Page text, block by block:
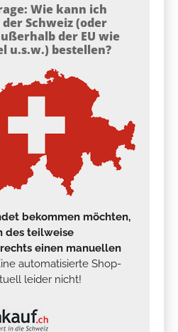
Wie kann ich
Schweiz (oder
der EU wie
u.s.w.) bestellen?
bekommen möchten,
des teilweise
einen manuellen
automatisierte Shop-
leider nicht!